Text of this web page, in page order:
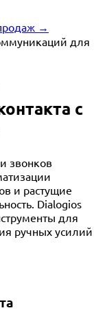
→
для
с
звонков
и растущие
Dialogios
для
ручных усилий